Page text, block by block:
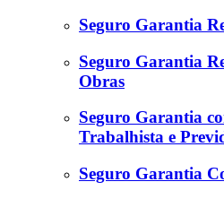
Seguro Garantia
Seguro Garantia
Obras
Seguro Garantia
Trabalhista e
Seguro Garantia